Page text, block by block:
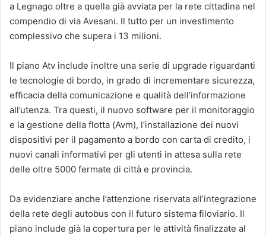
a Legnago oltre a quella già avviata per la rete cittadina nel
compendio di via Avesani. Il tutto per un investimento
complessivo che supera i 13 milioni.
Il piano Atv include inoltre una serie di upgrade riguardanti
le tecnologie di bordo, in grado di incrementare sicurezza,
efficacia della comunicazione e qualità dell’informazione
all’utenza. Tra questi, il nuovo software per il monitoraggio
e la gestione della flotta (Avm), l’installazione dei nuovi
dispositivi per il pagamento a bordo con carta di credito, i
nuovi canali informativi per gli utenti in attesa sulla rete
delle oltre 5000 fermate di città e provincia.
Da evidenziare anche l’attenzione riservata all’integrazione
della rete degli autobus con il futuro sistema filoviario. Il
piano include già la copertura per le attività finalizzate al